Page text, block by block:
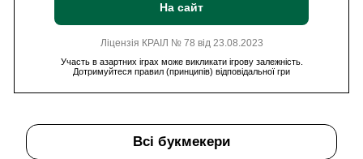
На сайт
Ліцензія КРАІЛ № 78 від 23.08.2023
Участь в азартних іграх може викликати ігрову залежність.
Дотримуйтеся правил (принципів) відповідальної гри
Всі букмекери